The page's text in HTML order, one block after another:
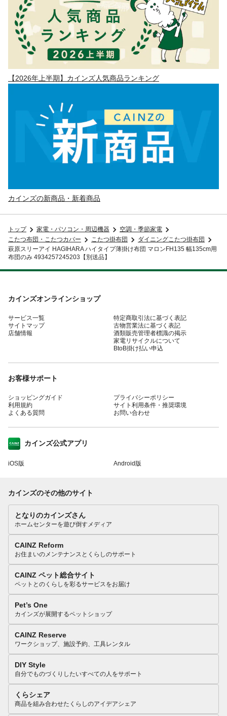
【2026年上半期】カインズ人気商品ランキング
カインズの新商品・新着商品
トップ 家電・パソコン・周辺機器
空調・季節家電
こたつ布団・こたつカバー
こたつ掛布団
ダイニングこたつ掛布団
萩原スリーアイ HAGIHARA ハイタイプ薄掛け布団 マロンFH135 幅135cm用
布団のみ 4934257245203【別送品】
カインズオンラインショップ
サービス一覧
サイトマップ
店舗情報
特定商取引法に基づく表記
古物営業法に基づく表記
酒類販売管理者標識の掲示
家電リサイクルについて
BtoB掛け払い申込
お客様サポート
ショッピングガイド
利用規約
よくある質問
プライバシーポリシー
サイト利用条件・推奨環境
お問い合わせ
カインズ公式アプリ
iOS版 Android版
カインズのその他のサイト
となりのカインズさん
ホームセンターを遊び倒すメディア
CAINZ Reform
お住まいのメンテナンスとくらしのサポート
CAINZ ペット総合サイト
ペットとのくらしを彩るサービスをお届け
Pet’s One
カインズが展開するペットショップ
CAINZ Reserve
ワークショップ、施設予約、工具レンタル
DIY Style
自分でものづくりしたいすべての人をサポート
くらシェア
商品を組み合わせたくらしのアイデアシェア